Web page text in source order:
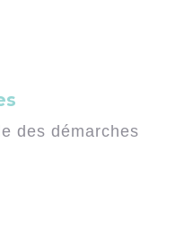
des démarches